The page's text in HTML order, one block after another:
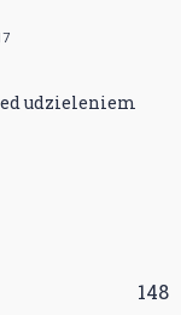
udzieleniem
148